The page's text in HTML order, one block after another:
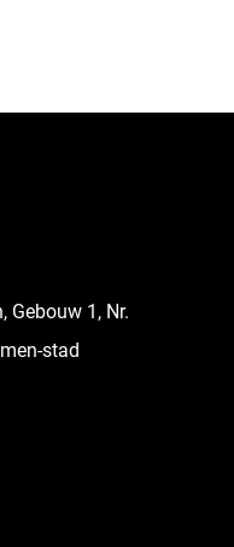
Gebouw 1, Nr.
stad